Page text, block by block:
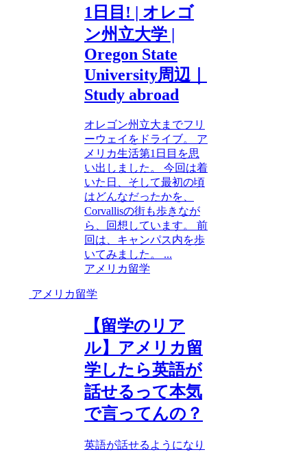
1日目! | オレゴ
ン州立大学 |
Oregon State
University周辺｜
Study abroad
オレゴン州立大までフリ
ーウェイをドライブ。 ア
メリカ生活第1日目を思
い出しました。 今回は着
いた日、そして最初の頃
はどんなだったかを、
Corvallisの街も歩きなが
ら、回想しています。 前
回は、キャンパス内を歩
いてみました。 ...
アメリカ留学
アメリカ留学
【留学のリア
ル】アメリカ留
学したら英語が
話せるって本気
で言ってんの？
英語が話せるようになり